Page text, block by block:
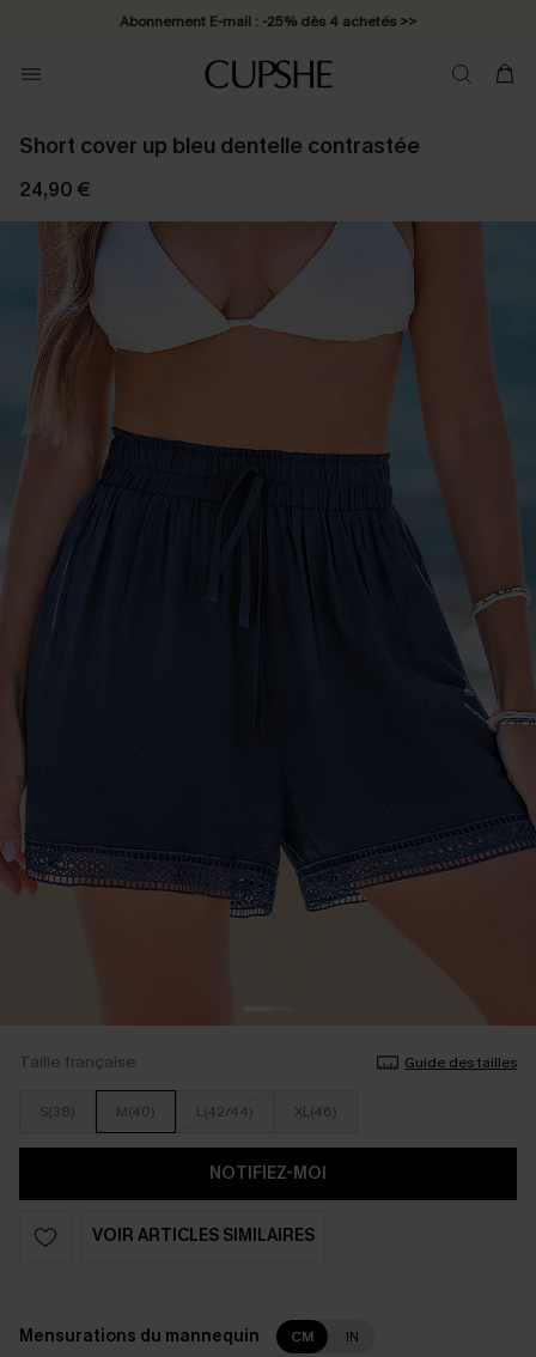
Abonnement E-mail : -25% dès 4 achetés >>
Short cover up bleu dentelle contrastée
24,90 €
Taille française Guide des tailles
S(38) M(40) L(42/44) XL(46)
NOTIFIEZ-MOI
VOIR ARTICLES SIMILAIRES
Mensurations du mannequin CM IN